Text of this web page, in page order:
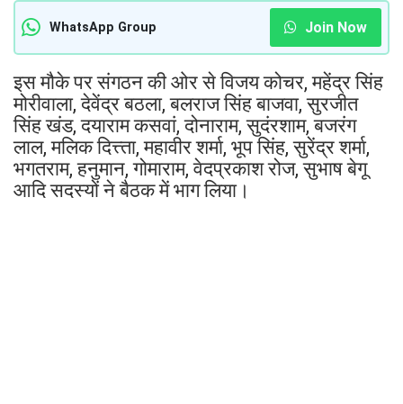
WhatsApp Group Join Now
इस मौके पर संगठन की ओर से विजय कोचर, महेंद्र सिंह
मोरीवाला, देवेंद्र बठला, बलराज सिंह बाजवा, सुरजीत
सिंह खंड, दयाराम कसवां, दोनाराम, सुदंरशाम, बजरंग
लाल, मलिक दित्त्ता, महावीर शर्मा, भूप सिंह, सुरेंद्र शर्मा,
भगतराम, हनुमान, गोमाराम, वेदप्रकाश रोज, सुभाष बेगू
आदि सदस्यों ने बैठक में भाग लिया।